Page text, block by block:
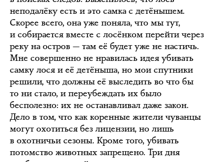
неподалёку есть и это самка с детёнышем.
Скорее всего, она уже поняла, что мы тут,
и собирается вместе с лосёнком перейти через
реку на остров — там её будет уже не настичь.
Мне совершенно не нравилась идея убивать
самку лося и её детёныша, но мои спутники
решили, что должны её выследить во что бы
то ни стало, и переубеждать их было
бесполезно: их не останавливал даже закон.
Дело в том, что как коренные жители чуванцы
могут охотиться без лицензии, но лишь
в охотничьи сезоны. Кроме того, убивать
потомство животных запрещено. Три дня